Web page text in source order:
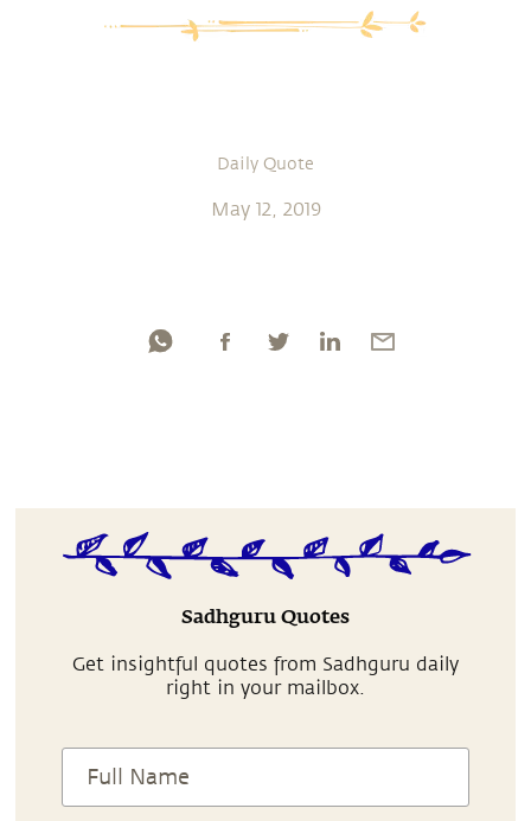
Daily Quote
May 12, 2019
Sadhguru Quotes
Get insightful quotes from Sadhguru daily
right in your mailbox.